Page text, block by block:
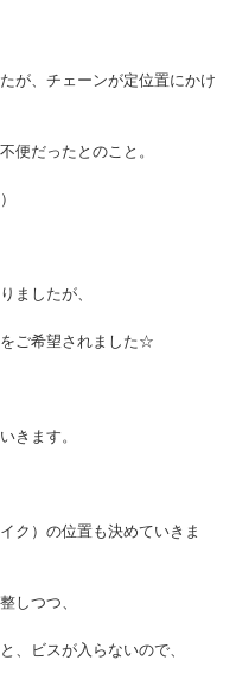
が、チェーンが定位置にかけ
便だったとのこと。
ましたが、
ご希望されました☆
きます。
ク）の位置も決めていきま
しつつ、
、ビスが入らないので、